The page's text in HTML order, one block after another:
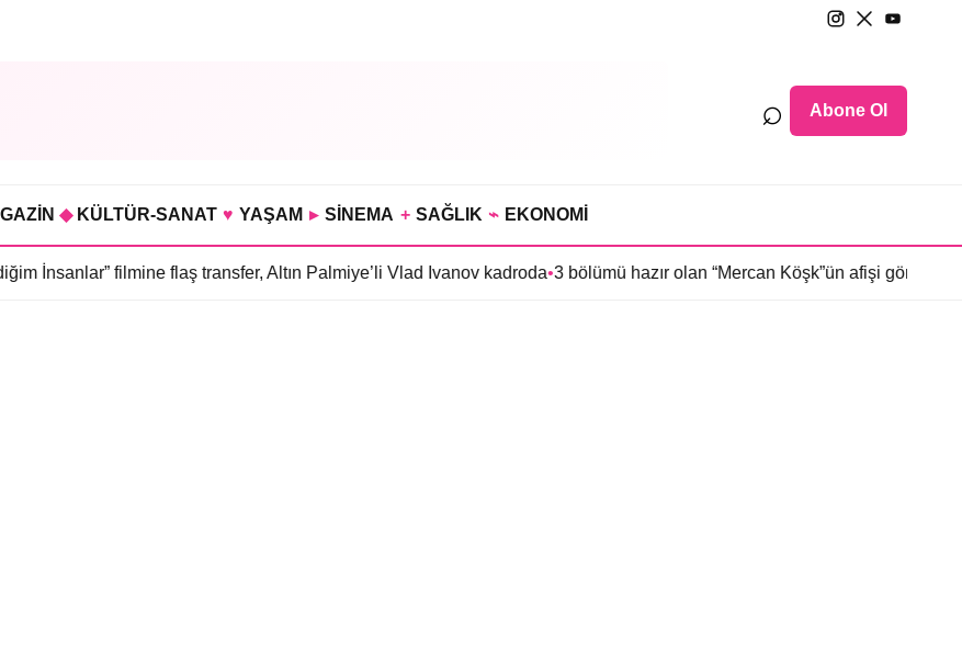
⌕ Abone Ol
◆ KÜLTÜR-SANAT ♥ YAŞAM ▸ SİNEMA + SAĞLIK ⌁ EKONOMİ
İnsanlar” filmine flaş transfer, Altın Palmiye’li Vlad Ivanov kadroda•3 bölümü hazır olan “Mercan Köşk”ün afişi görücüye